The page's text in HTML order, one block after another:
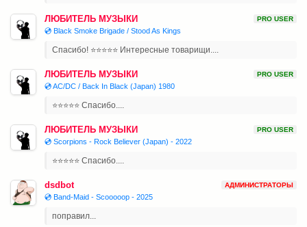
ЛЮБИТЕЛЬ МУЗЫКИ PRO USER
💿 Black Smoke Brigade / Stood As Kings
Спасибо! ⭐⭐⭐⭐⭐ Интересные товарищи....
ЛЮБИТЕЛЬ МУЗЫКИ PRO USER
💿 AC/DC / Back In Black (Japan) 1980
⭐⭐⭐⭐⭐ Спасибо....
ЛЮБИТЕЛЬ МУЗЫКИ PRO USER
💿 Scorpions - Rock Believer (Japan) - 2022
⭐⭐⭐⭐⭐ Спасибо....
dsdbot АДМИНИСТРАТОРЫ
💿 Band-Maid - Scooooop - 2025
поправил...